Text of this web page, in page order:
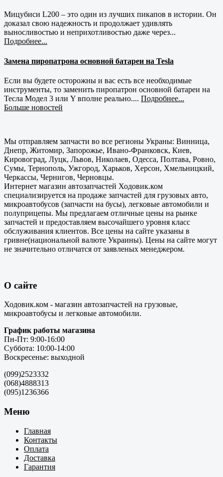
Мицубиси L200 – это один из лучших пикапов в истории. Он
доказал свою надежность и продолжает удивлять
выносливостью и неприхотливостью даже через...
Подробнее...
Замена пиропатрона основной батареи на Tesla
Если вы будете осторожны и вас есть все необходимые
инструменты, то заменить пиропатрон основной батареи на
Тесла Модел 3 или Y вполне реально.... Подробнее...
Больше новостей
Мы отправляем запчасти во все регионы Украны: Винница,
Днепр, Житомир, Запорожье, Ивано-Франковск, Киев,
Кировоград, Луцк, Львов, Николаев, Одесса, Полтава, Ровно,
Сумы, Тернополь, Ужгород, Харьков, Херсон, Хмельницкий,
Черкассы, Чернигов, Черновцы.
Интернет магазин автозапчастей Ходовик.ком
специализируется на продаже запчастей для грузовых авто,
микроавтобусов (запчасти на бусы), легковые автомобили и
полуприцепы. Мы предлагаем отличные цены на рынке
запчастей и предоставляем высочайшего уровня класс
обслуживания клиентов. Все цены на сайте указаны в
гривне(национальной валюте Украины). Цены на сайте могут
не значительно отличатся от заявленых менеджером.
О сайте
Ходовик.ком - магазин автозапчастей на грузовые,
микроавтобусы и легковые автомобили.
График работы магазина
Пн-Пт: 9:00-16:00
Суббота: 10:00-14:00
Воскресенье: выходной
(099)2523332
(068)4888313
(095)1236366
Меню
Главная
Контакты
Оплата
Доставка
Гарантия